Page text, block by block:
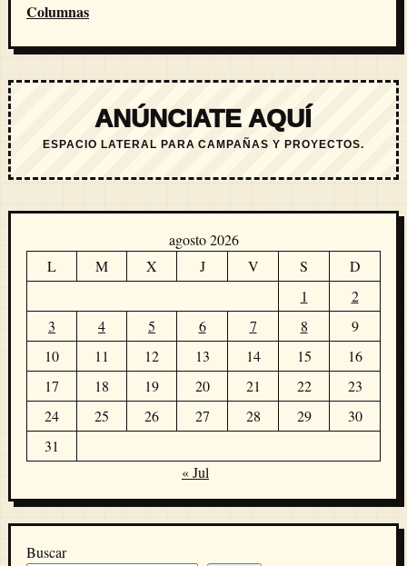
Columnas
ANÚNCIATE AQUÍ
ESPACIO LATERAL PARA CAMPAÑAS Y PROYECTOS.
agosto 2026
L
M X J V S
D
1
2
3
4 5 6 7 8
9
10
11 12 13 14 15
16
17
18 19 20 21 22
23
24
25 26 27 28 29
30
31
« Jul
Buscar